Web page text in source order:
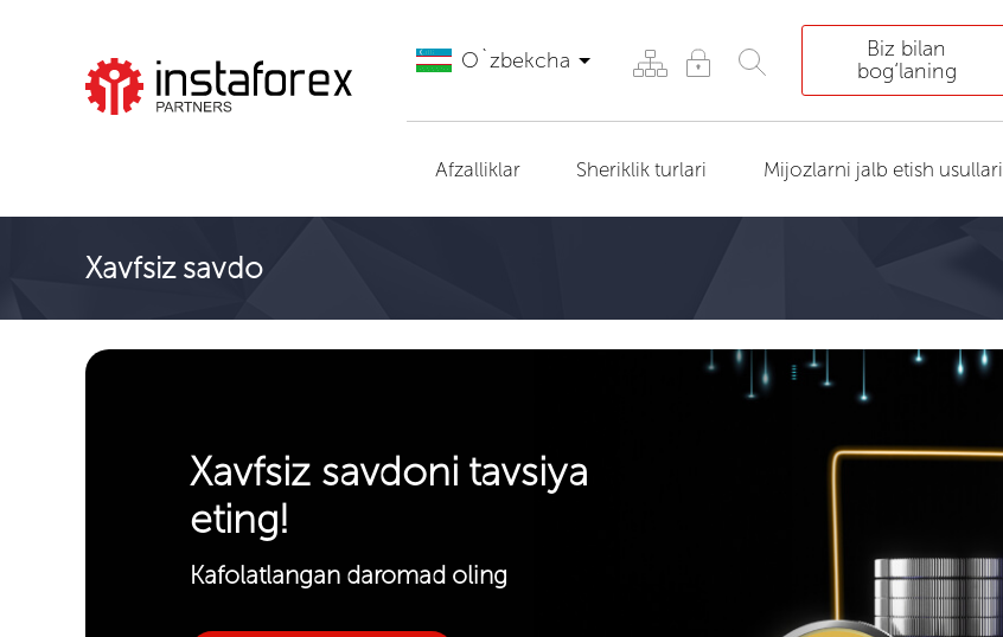
O`zbekcha
Biz bilan
bog‘laning
Afzalliklar Sheriklik turlari Mijozlarni jalb etish usullari
Xavfsiz savdo
Xavfsiz savdoni tavsiya
eting!
Kafolatlangan daromad oling